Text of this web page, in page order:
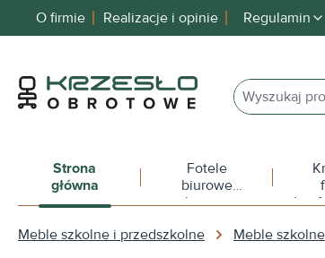
Przejdź do głównej nawigacji
O firmie Realizacje i opinie Regulamin
Strona
główna
Fotele
biurowe
obrotowe
Meble szkolne i przedszkolne Meble szkolne